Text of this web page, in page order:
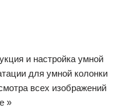
и настройка умной
для умной колонки
всех изображений
»